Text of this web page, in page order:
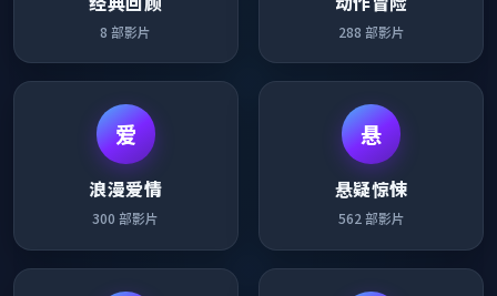
8 部影片 288 部影片
爱
浪漫爱情
300 部影片
悬
悬疑惊悚
562 部影片